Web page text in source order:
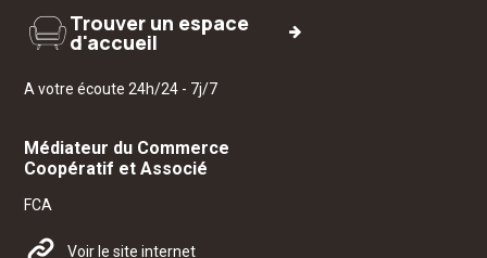
Trouver un espace
d'accueil
A votre écoute 24h/24 - 7j/7
Médiateur du Commerce
Coopératif et Associé
FCA
Voir le site internet